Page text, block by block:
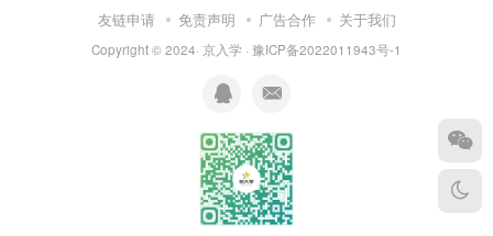
友链申请 免责声明 广告合作 关于我们
Copyright © 2024· 京入学 · 豫ICP备2022011943号-1